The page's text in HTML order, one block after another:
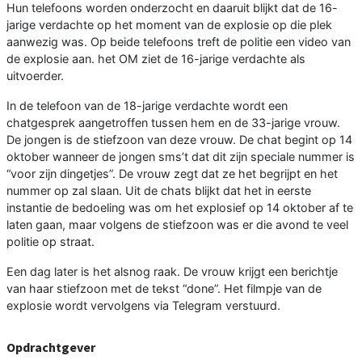
Hun telefoons worden onderzocht en daaruit blijkt dat de 16-
jarige verdachte op het moment van de explosie op die plek
aanwezig was. Op beide telefoons treft de politie een video van
de explosie aan. het OM ziet de 16-jarige verdachte als
uitvoerder.
In de telefoon van de 18-jarige verdachte wordt een
chatgesprek aangetroffen tussen hem en de 33-jarige vrouw.
De jongen is de stiefzoon van deze vrouw. De chat begint op 14
oktober wanneer de jongen sms’t dat dit zijn speciale nummer is
“voor zijn dingetjes”. De vrouw zegt dat ze het begrijpt en het
nummer op zal slaan. Uit de chats blijkt dat het in eerste
instantie de bedoeling was om het explosief op 14 oktober af te
laten gaan, maar volgens de stiefzoon was er die avond te veel
politie op straat.
Een dag later is het alsnog raak. De vrouw krijgt een berichtje
van haar stiefzoon met de tekst “done”. Het filmpje van de
explosie wordt vervolgens via Telegram verstuurd.
Opdrachtgever